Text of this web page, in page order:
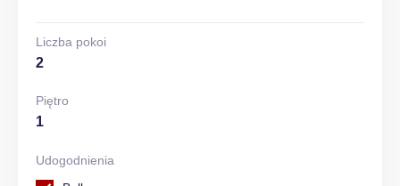
Liczba pokoi
2
Piętro
1
Udogodnienia